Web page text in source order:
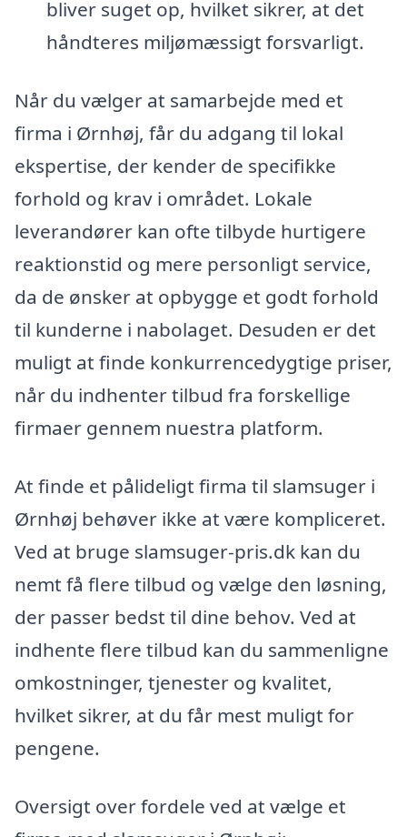
bliver suget op, hvilket sikrer, at det
håndteres miljømæssigt forsvarligt.
Når du vælger at samarbejde med et
firma i Ørnhøj, får du adgang til lokal
ekspertise, der kender de specifikke
forhold og krav i området. Lokale
leverandører kan ofte tilbyde hurtigere
reaktionstid og mere personligt service,
da de ønsker at opbygge et godt forhold
til kunderne i nabolaget. Desuden er det
muligt at finde konkurrencedygtige priser,
når du indhenter tilbud fra forskellige
firmaer gennem nuestra platform.
At finde et pålideligt firma til slamsuger i
Ørnhøj behøver ikke at være kompliceret.
Ved at bruge slamsuger-pris.dk kan du
nemt få flere tilbud og vælge den løsning,
der passer bedst til dine behov. Ved at
indhente flere tilbud kan du sammenligne
omkostninger, tjenester og kvalitet,
hvilket sikrer, at du får mest muligt for
pengene.
Oversigt over fordele ved at vælge et